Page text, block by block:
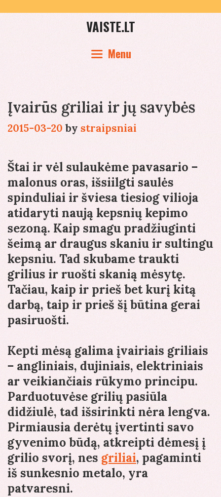
content
VAISTE.LT
Menu
Įvairūs griliai ir jų savybės
2015-03-20 by straipsniai
Štai ir vėl sulaukėme pavasario –
malonus oras, išsiilgti saulės
spinduliai ir šviesa tiesiog vilioja
atidaryti naują kepsnių kepimo
sezoną. Kaip smagu pradžiuginti
šeimą ar draugus skaniu ir sultingu
kepsniu. Tad skubame traukti
grilius ir ruošti skanią mėsytę.
Tačiau, kaip ir prieš bet kurį kitą
darbą, taip ir prieš šį būtina gerai
pasiruošti.
Kepti mėsą galima įvairiais griliais
– angliniais, dujiniais, elektriniais
ar veikiančiais rūkymo principu.
Parduotuvėse grilių pasiūla
didžiulė, tad išsirinkti nėra lengva.
Pirmiausia derėtų įvertinti savo
gyvenimo būdą, atkreipti dėmesį į
grilio svorį, nes griliai, pagaminti
iš sunkesnio metalo, yra
patvaresni.